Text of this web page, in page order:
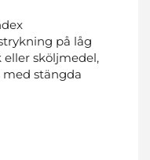
på låg
sköljmedel,
stängda